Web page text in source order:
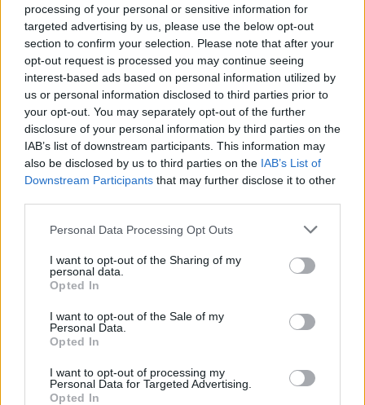
processing of your personal or sensitive information for
targeted advertising by us, please use the below opt-out
section to confirm your selection. Please note that after your
opt-out request is processed you may continue seeing
interest-based ads based on personal information utilized by
us or personal information disclosed to third parties prior to
your opt-out. You may separately opt-out of the further
disclosure of your personal information by third parties on the
IAB’s list of downstream participants. This information may
also be disclosed by us to third parties on the IAB’s List of
Downstream Participants that may further disclose it to other
Personal Data Processing Opt Outs
I want to opt-out of the Sharing of my
personal data.
Opted In
I want to opt-out of the Sale of my
Personal Data.
Opted In
I want to opt-out of processing my
Personal Data for Targeted Advertising.
Opted In